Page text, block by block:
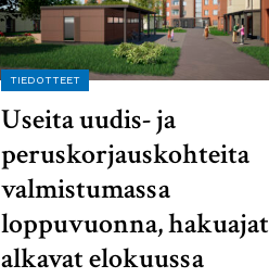
TIEDOTTEET
Useita uudis- ja
peruskorjauskohteita
valmistumassa
loppuvuonna, hakuajat
alkavat elokuussa